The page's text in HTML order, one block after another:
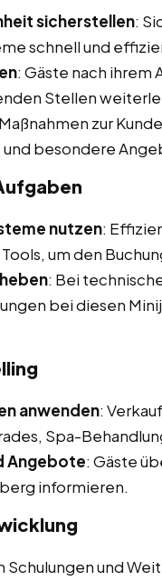
sicherstellen:
schnell und
: Gäste nach ihrem
Stellen
zur
besondere
nutzen:
um den
: Bei
bei diesen
anwenden:
Spa-
Angebote: Gäste
informieren.
Schulungen und